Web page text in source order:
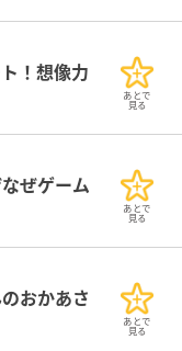
！想像力
あとで
見る
ぜゲーム
あとで
見る
おかあさ
あとで
見る